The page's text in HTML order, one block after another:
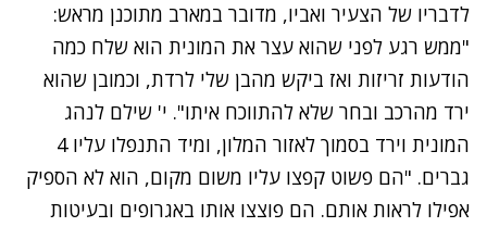
לדבריו של הצעיר ואביו, מדובר במארב מתוכנן מראש:
"ממש רגע לפני שהוא עצר את המונית הוא שלח כמה
הודעות זריזות ואז ביקש מהבן שלי לרדת, וכמובן שהוא
ירד מהרכב ובחר שלא להתווכח איתו". י' שילם לנהג
המונית וירד בסמוך לאזור המלון, ומיד התנפלו עליו 4
גברים. "הם פשוט קפצו עליו משום מקום, הוא לא הספיק
אפילו לראות אותם. הם פוצצו אותו באגרופים ובעיטות